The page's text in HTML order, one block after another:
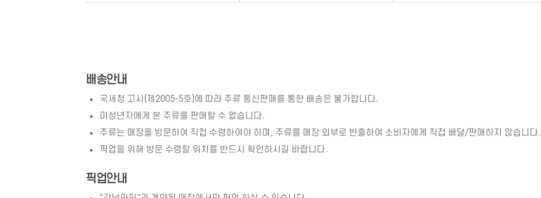
배송안내
국세청 고시(제2005-5호)에 따라 주류 통신판매를 통한 배송은 불가합니다.
미성년자에게 본 주류를 판매할 수 없습니다.
주류는 매장을 방문하여 직접 수령하여야 하며, 주류를 매장 외부로 반출하여 소비자에게 직접 배달/판매하지 않습니다.
픽업을 위해 방문 수령할 위치를 반드시 확인하시길 바랍니다.
픽업안내